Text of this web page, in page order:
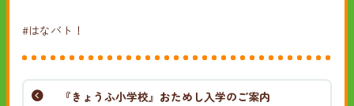
#はなバト！
『きょうふ小学校』おためし入学のご案内